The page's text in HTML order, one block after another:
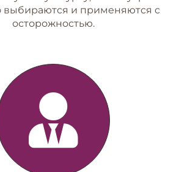
выбираются и применяются с
осторожностью.